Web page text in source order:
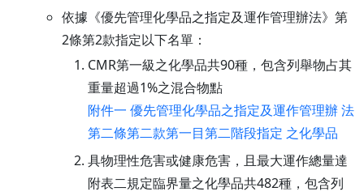
依據《優先管理化學品之指定及運作管理辦法》第
2條第2款指定以下名單：
CMR第一級之化學品共90種，包含列舉物占其
重量超過1%之混合物點
附件一 優先管理化學品之指定及運作管理辦 法
第二條第二款第一目第二階段指定 之化學品
具物理性危害或健康危害，且最大運作總量達
附表二規定臨界量之化學品共482種，包含列